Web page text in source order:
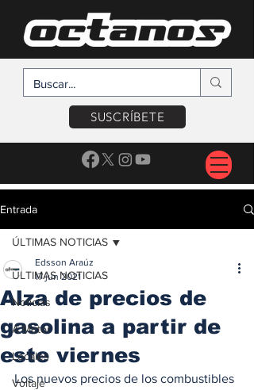
SUSCRÍBETE
Entrada
ÚLTIMAS NOTICIAS
Noticias
A Motor
Locales
Voltaje
ÚLTIMAS NOTICIAS
Alza de precios de
gasolina a partir de
este viernes
Edsson Araúz
17 jun 2021
Los nuevos precios de los combustibles